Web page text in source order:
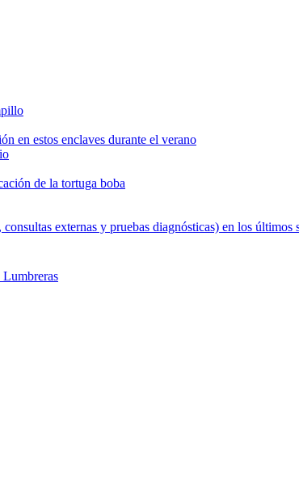
en estos enclaves durante el verano
de la tortuga boba
externas y pruebas diagnósticas) en los últimos